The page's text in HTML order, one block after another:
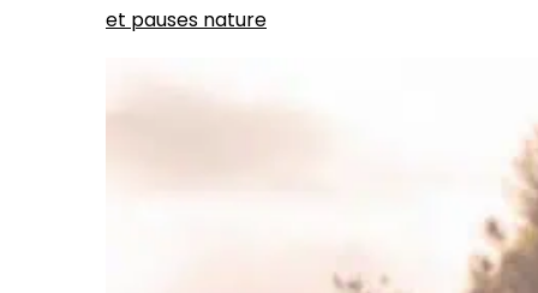
et pauses nature